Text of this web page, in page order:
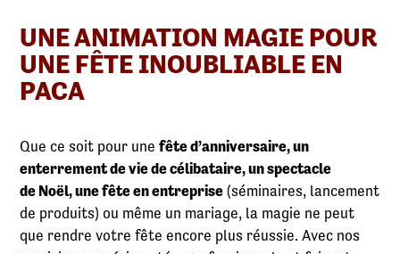
UNE ANIMATION MAGIE POUR
UNE FÊTE INOUBLIABLE EN
PACA
Que ce soit pour unefête d’anniversaire, un
enterrement de vie de célibataire, un spectacle
de Noël, une fête en entreprise (séminaires, lancement
de produits) ou même un mariage, la magie ne peut
que rendre votre fête encore plus réussie. Avec nos